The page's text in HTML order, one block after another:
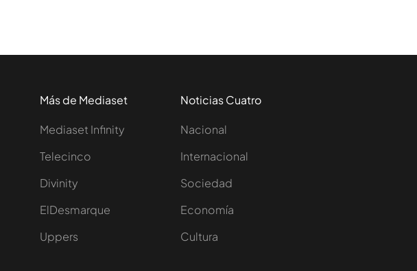
Más de Mediaset
Mediaset Infinity
Telecinco
Divinity
ElDesmarque
Uppers
Noticias Cuatro
Nacional
Internacional
Sociedad
Economía
Cultura